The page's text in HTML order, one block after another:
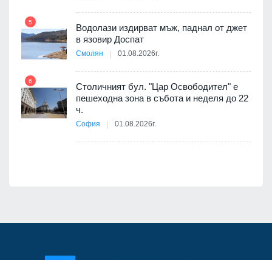
5
Водолази издирват мъж, паднал от джет
в язовир Доспат
Смолян 01.08.2026г.
6
Столичният бул. "Цар Освободител" е
пешеходна зона в събота и неделя до 22
ч.
София 01.08.2026г.